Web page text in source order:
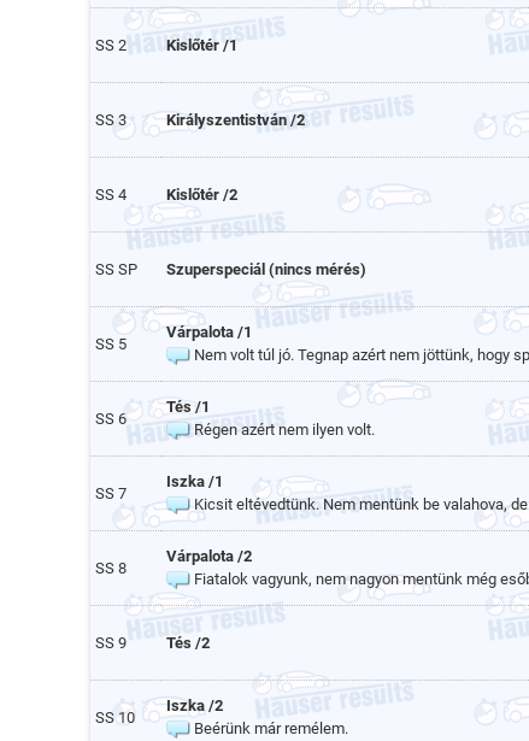
SS 2 Kislőtér /1
SS 3 Királyszentistván /2
SS 4 Kislőtér /2
SS SP Szuperspeciál (nincs mérés)
SS 5
Várpalota /1
Nem volt túl jó. Tegnap azért nem jöttünk, hogy
SS 6
Tés /1
Régen azért nem ilyen volt.
SS 7
Iszka /1
Kicsit eltévedtünk. Nem mentünk be valahova,
SS 8
Várpalota /2
Fiatalok vagyunk, nem nagyon mentünk még
SS 9 Tés /2
SS 10
Iszka /2
Beérünk már remélem.